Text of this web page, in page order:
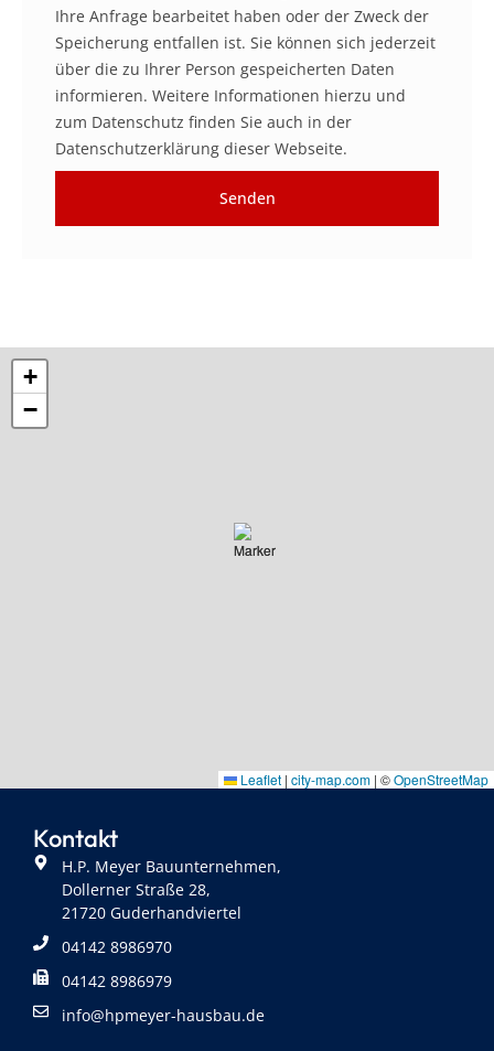
Ihre Anfrage bearbeitet haben oder der Zweck der
Speicherung entfallen ist. Sie können sich jederzeit
über die zu Ihrer Person gespeicherten Daten
informieren. Weitere Informationen hierzu und
zum Datenschutz finden Sie auch in der
Datenschutzerklärung dieser Webseite.
Senden
+
−
Leaflet | city-map.com | ©OpenStreetMap
+
−
Leaflet | city-map.com | ©OpenStreetMap
Kontakt
H.P. Meyer Bauunternehmen,
Dollerner Straße 28,
21720 Guderhandviertel
04142 8986970
04142 8986979
info@hpmeyer-hausbau.de